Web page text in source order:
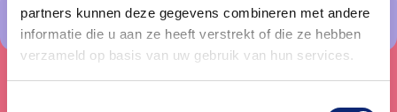
partners kunnen deze gegevens combineren met andere
informatie die u aan ze heeft verstrekt of die ze hebben
verzameld op basis van uw gebruik van hun services.
Energiehuis Dordrecht